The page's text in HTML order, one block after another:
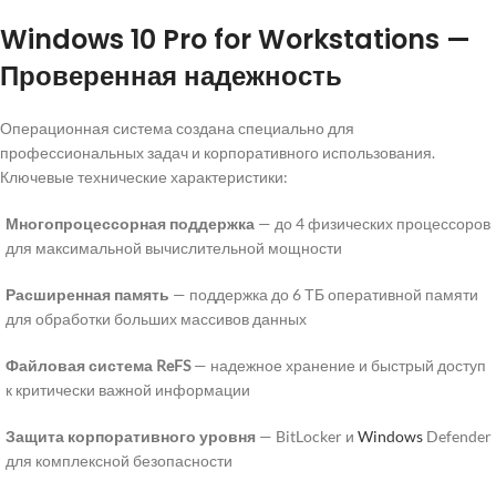
Windows 10 Pro for Workstations —
Проверенная надежность
Операционная система создана специально для
профессиональных задач и корпоративного использования.
Ключевые технические характеристики:
Многопроцессорная поддержка — до 4 физических процессоров
для максимальной вычислительной мощности
Расширенная память — поддержка до 6 ТБ оперативной памяти
для обработки больших массивов данных
Файловая система ReFS— надежное хранение и быстрый доступ
к критически важной информации
Защита корпоративного уровня — BitLocker иWindows Defender
для комплексной безопасности